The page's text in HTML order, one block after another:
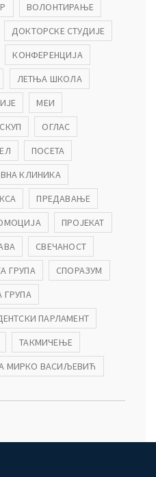
ВОЛОНТИРАЊЕ
ДОКТОРСКЕ СТУДИЈЕ
КОНФЕРЕНЦИЈА
ЛЕТЊА ШКОЛА
МЕИ
ОГЛАС
ПОСЕТА
КЛИНИКА
ПРЕДАВАЊЕ
ПРОЈЕКАТ
СВЕЧАНОСТ
ГРУПА
СПОРАЗУМ
ГРУПА
ПАРЛАМЕНТ
ТАКМИЧЕЊЕ
МИРКО ВАСИЉЕВИЋ